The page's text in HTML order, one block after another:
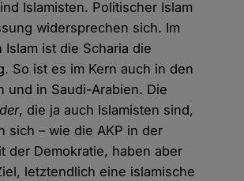
Islamisten. Politischer Islam
widersprechen sich. Im
Islam ist die Scharia die
So ist es im Kern auch in den
und in Saudi-Arabien. Die
, die ja auch Islamisten sind,
sich – wie die AKP in der
der Demokratie, haben aber
letztendlich eine islamische